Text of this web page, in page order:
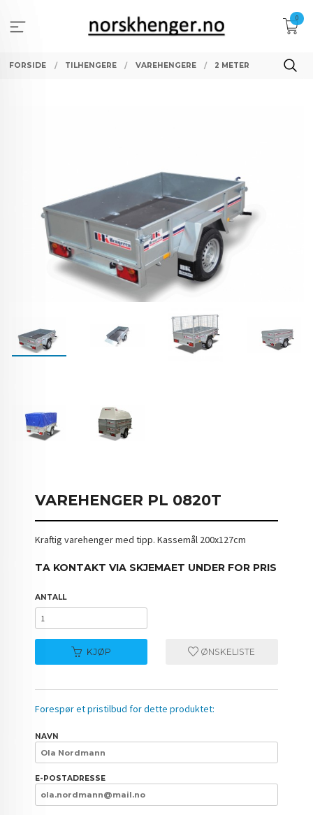
innholdet
0
FORSIDE TILHENGERE VAREHENGERE 2 METER
VAREHENGER PL 0820T
Kraftig varehenger med tipp. Kassemål 200x127cm
TA KONTAKT VIA SKJEMAET UNDER FOR PRIS
ANTALL
KJØP ØNSKELISTE
Forespør et pristilbud for dette produktet:
NAVN
E-POSTADRESSE